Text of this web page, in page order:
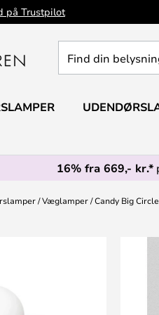
på Trustpilot
din
16% fra 669,- kr.*
Væglamper Candy Big